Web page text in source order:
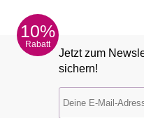
10%
Rabatt
Jetzt zum
sichern!